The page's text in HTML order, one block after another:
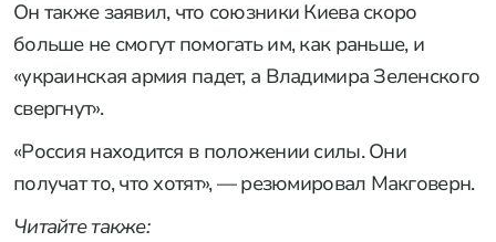
Он также заявил, что союзники Киева скоро
больше не смогут помогать им, как раньше, и
«украинская армия падет, а Владимира Зеленского
свергнут».
«Россия находится в положении силы. Они
получат то, что хотят», — резюмировал Макговерн.
Читайте также: